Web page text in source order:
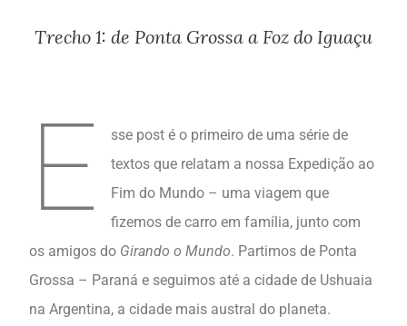
Trecho 1: de Ponta Grossa a Foz do Iguaçu
E
sse post é o primeiro de uma série de
textos que relatam a nossa Expedição ao
Fim do Mundo – uma viagem que
fizemos de carro em família, junto com
os amigos do Girando o Mundo. Partimos de Ponta
Grossa – Paraná e seguimos até a cidade de Ushuaia
na Argentina, a cidade mais austral do planeta.